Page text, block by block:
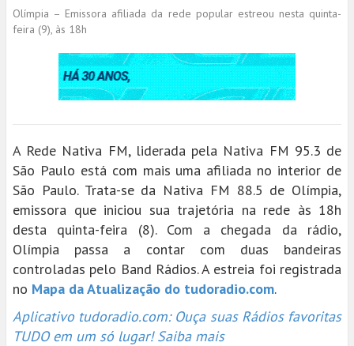
Olímpia – Emissora afiliada da rede popular estreou nesta quinta-
feira (9), às 18h
A Rede Nativa FM, liderada pela Nativa FM 95.3 de
São Paulo está com mais uma afiliada no interior de
São Paulo. Trata-se da Nativa FM 88.5 de Olímpia,
emissora que iniciou sua trajetória na rede às 18h
desta quinta-feira (8). Com a chegada da rádio,
Olímpia passa a contar com duas bandeiras
controladas pelo Band Rádios. A estreia foi registrada
no Mapa da Atualização do tudoradio.com.
Aplicativo tudoradio.com: Ouça suas Rádios favoritas
TUDO em um só lugar! Saiba mais